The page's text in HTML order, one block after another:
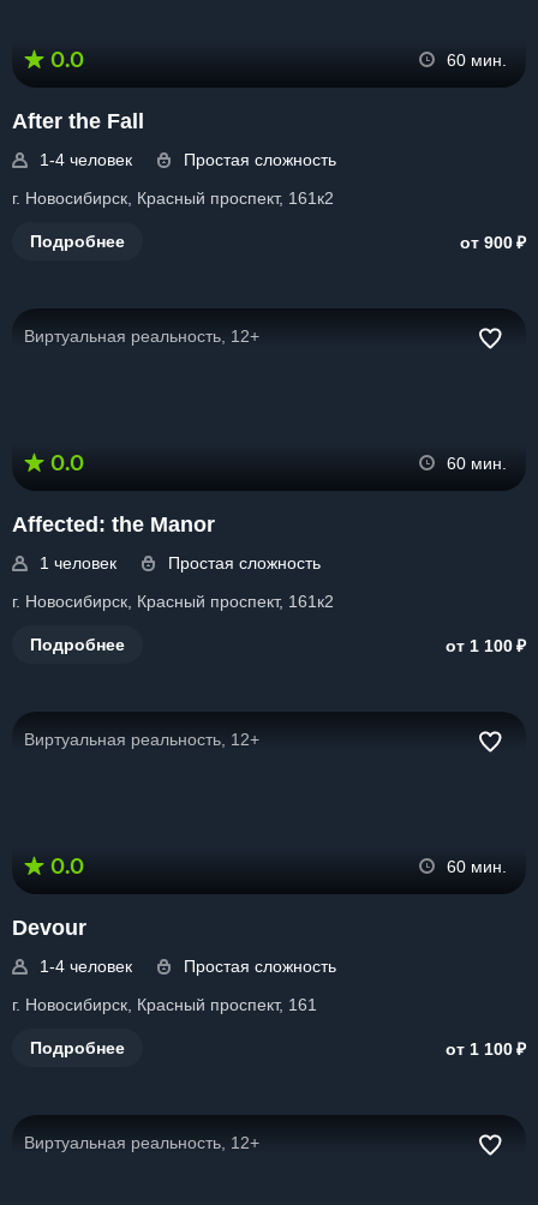
0.0 60 мин.
After the Fall
1-4 человек
Простая сложность
г. Новосибирск, Красный проспект, 161к2
Подробнее от 900₽
Виртуальная реальность, 12+
0.0 60 мин.
Affected: the Manor
1 человек
Простая сложность
г. Новосибирск, Красный проспект, 161к2
Подробнее от 1 100₽
Виртуальная реальность, 12+
0.0 60 мин.
Devour
1-4 человек
Простая сложность
г. Новосибирск, Красный проспект, 161
Подробнее от 1 100₽
Виртуальная реальность, 12+